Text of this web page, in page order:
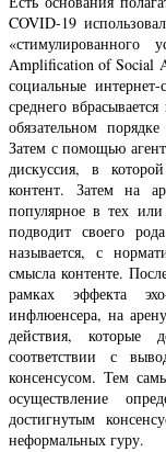
COVID-19
«стимулированного
Amplification of Social
социальные
среднего
обязательном
Затем с помощью
дискуссия, в
контент. Затем на
популярное в тех
подводит своего
называется, с
смысла контенте.
рамках эффекта
инфлюенсера, на
действия, которые
соответствии с
консенсусом. Тем
осуществление
достигнутым
неформальных гуру.